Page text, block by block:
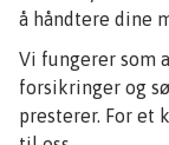
å håndtere dine
Vi fungerer som
forsikringer og
presterer. For et